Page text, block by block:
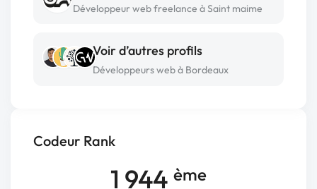
Codeur Rank
1 944 ème
Développeur web freelance à Saint maime
Voir d’autres profils
Développeurs web à Bordeaux